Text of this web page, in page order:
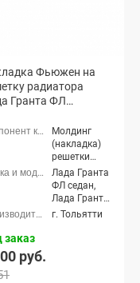
Фьюжен на
радиатора
Гранта ФЛ
Молдинг
(накладка)
решетки
радиатора
Лада Гранта
ФЛ седан,
Лада Гранта
ФЛ хэтчбек,
г. Тольятти
заказ
руб.